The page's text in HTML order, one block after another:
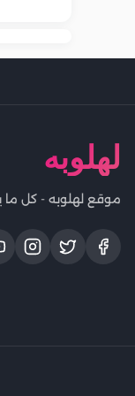
لهلوبه
موقع لهلوبه - كل ما